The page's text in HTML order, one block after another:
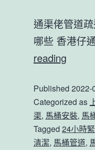
通渠佬管道
哪些 香港仔
reading
佬
管
道
疏
Published 2022-
Categorized as
渠, 馬桶安裝, 馬
Tagged 24小時
清潔, 馬桶管道,